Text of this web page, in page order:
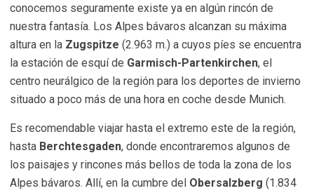
conocemos seguramente existe ya en algún rincón de
nuestra fantasía. Los Alpes bávaros alcanzan su máxima
altura en la Zugspitze (2.963 m.) a cuyos píes se encuentra
la estación de esquí de Garmisch-Partenkirchen, el
centro neurálgico de la región para los deportes de invierno
situado a poco más de una hora en coche desde Munich.
Es recomendable viajar hasta el extremo este de la región,
hasta Berchtesgaden, donde encontraremos algunos de
los paisajes y rincones más bellos de toda la zona de los
Alpes bávaros. Allí, en la cumbre del Obersalzberg (1.834